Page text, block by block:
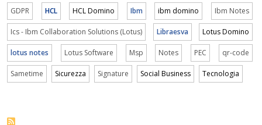
GDPR HCL HCL Domino Ibm ibm domino Ibm Notes
Ics - Ibm Collaboration Solutions (Lotus) Libraesva Lotus Domino
lotus notes Lotus Software Msp Notes PEC qr-code
Sametime Sicurezza Signature Social Business Tecnologia